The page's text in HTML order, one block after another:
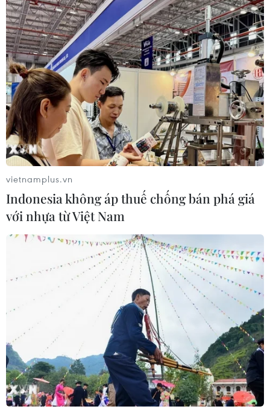
TIN CÙNG CHUYÊN MỤC
Mỹ có đang chuẩn bị một
chiến lược mới nhằm vào Iran?
07/08/2026 10:08
Mỹ can thiệp khẩn cấp, ngăn
vietnamplus.vn
Indonesia không áp thuế chống bán phá giá
với nhựa từ Việt Nam